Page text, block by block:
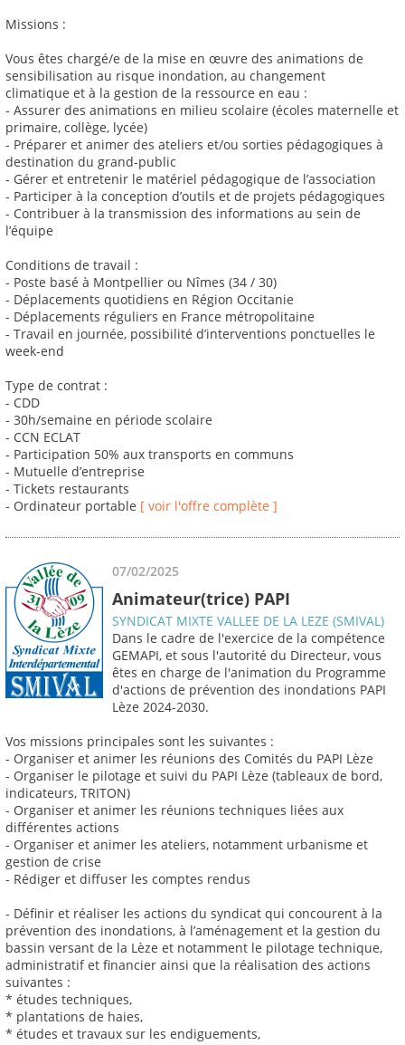
Missions :
Vous êtes chargé/e de la mise en œuvre des animations de
sensibilisation au risque inondation, au changement
climatique et à la gestion de la ressource en eau :
- Assurer des animations en milieu scolaire (écoles maternelle et
primaire, collège, lycée)
- Préparer et animer des ateliers et/ou sorties pédagogiques à
destination du grand-public
- Gérer et entretenir le matériel pédagogique de l’association
- Participer à la conception d’outils et de projets pédagogiques
- Contribuer à la transmission des informations au sein de
l’équipe
Conditions de travail :
- Poste basé à Montpellier ou Nîmes (34 / 30)
- Déplacements quotidiens en Région Occitanie
- Déplacements réguliers en France métropolitaine
- Travail en journée, possibilité d’interventions ponctuelles le
week-end
Type de contrat :
- CDD
- 30h/semaine en période scolaire
- CCN ECLAT
- Participation 50% aux transports en communs
- Mutuelle d’entreprise
- Tickets restaurants
- Ordinateur portable [ voir l'offre complète ]
07/02/2025
Animateur(trice) PAPI
SYNDICAT MIXTE VALLEE DE LA LEZE (SMIVAL)
Dans le cadre de l'exercice de la compétence
GEMAPI, et sous l'autorité du Directeur, vous
êtes en charge de l'animation du Programme
d'actions de prévention des inondations PAPI
Lèze 2024-2030.
Vos missions principales sont les suivantes :
- Organiser et animer les réunions des Comités du PAPI Lèze
- Organiser le pilotage et suivi du PAPI Lèze (tableaux de bord,
indicateurs, TRITON)
- Organiser et animer les réunions techniques liées aux
différentes actions
- Organiser et animer les ateliers, notamment urbanisme et
gestion de crise
- Rédiger et diffuser les comptes rendus
- Définir et réaliser les actions du syndicat qui concourent à la
prévention des inondations, à l’aménagement et la gestion du
bassin versant de la Lèze et notamment le pilotage technique,
administratif et financier ainsi que la réalisation des actions
suivantes :
* études techniques,
* plantations de haies,
* études et travaux sur les endiguements,